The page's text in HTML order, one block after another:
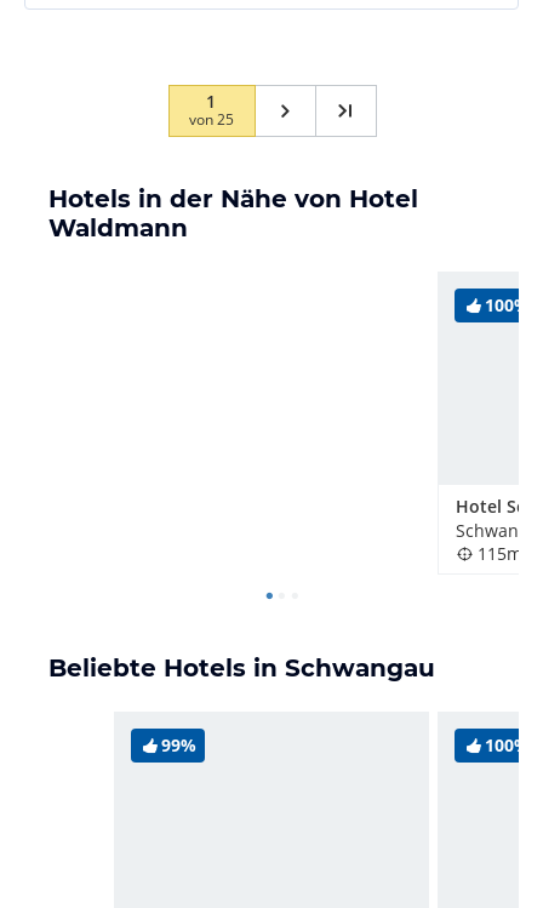
1
von25
Hotels in der Nähe von Hotel
Waldmann
100%
Hotel
115m
Beliebte Hotels in Schwangau
99% 100%